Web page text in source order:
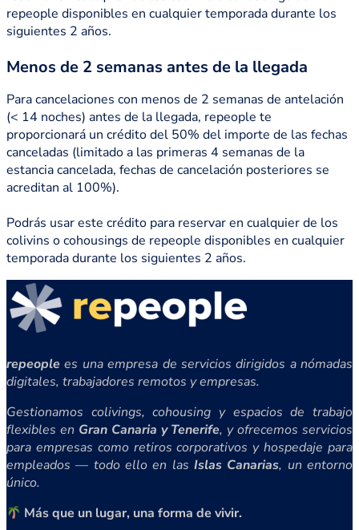
repeople disponibles en cualquier temporada durante los
siguientes 2 años.
Menos de 2 semanas antes de la llegada
Para cancelaciones con menos de 2 semanas de antelación
(< 14 noches) antes de la llegada, repeople te
proporcionará un crédito del 50% del importe de las fechas
canceladas (limitado a las primeras 4 semanas de la
estancia cancelada, fechas de cancelación posteriores se
acreditan al 100%).
Podrás usar este crédito para reservar en cualquier de los
colivins o cohousings de repeople disponibles en cualquier
temporada durante los siguientes 2 años.
repeople es una empresa de servicios dirigidos a nómadas
digitales, trabajadores remotos y empresas.
Gestionamos colivings, cohousing y espacios de trabajo
flexibles en Gran Canaria y Tenerife, y ofrecemos servicios
para empresas como retiros corporativos y hospedaje para
empleados — todo ello en las Islas Canarias, un entorno
único.
Más que un lugar, una forma de vivir.